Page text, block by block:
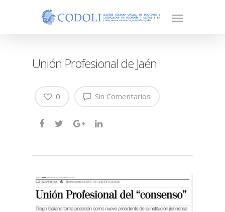
Unión Profesional de Jaén
Sin Comentarios
0